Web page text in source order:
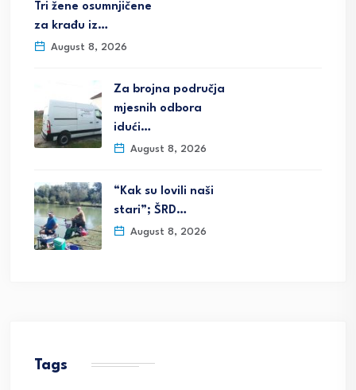
Tri žene osumnjičene
za krađu iz…
August 8, 2026
Za brojna područja
mjesnih odbora
idući…
August 8, 2026
“Kak su lovili naši
stari”; ŠRD…
August 8, 2026
Tags